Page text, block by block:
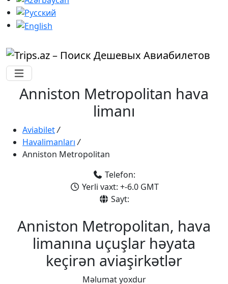
Anniston Metropolitan hava
limanı
Aviabilet/
Havalimanları /
Anniston Metropolitan
Telefon:
Yerli vaxt: +-6.0 GMT
Sayt:
Anniston Metropolitan, hava
limanına uçuşlar həyata
keçirən aviaşirkətlər
Məlumat yoxdur